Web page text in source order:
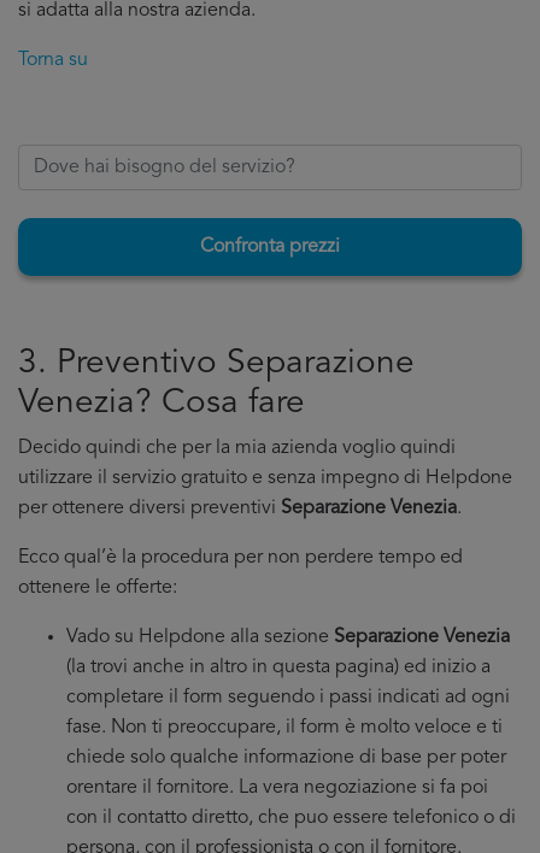
si adatta alla nostra azienda.
Torna su
Confronta prezzi
3. Preventivo Separazione
Venezia? Cosa fare
Decido quindi che per la mia azienda voglio quindi
utilizzare il servizio gratuito e senza impegno di Helpdone
per ottenere diversi preventivi Separazione Venezia.
Ecco qual’è la procedura per non perdere tempo ed
ottenere le offerte:
Vado su Helpdone alla sezione Separazione Venezia
(la trovi anche in altro in questa pagina) ed inizio a
completare il form seguendo i passi indicati ad ogni
fase. Non ti preoccupare, il form è molto veloce e ti
chiede solo qualche informazione di base per poter
orentare il fornitore. La vera negoziazione si fa poi
con il contatto diretto, che puo essere telefonico o di
persona, con il professionista o con il fornitore.